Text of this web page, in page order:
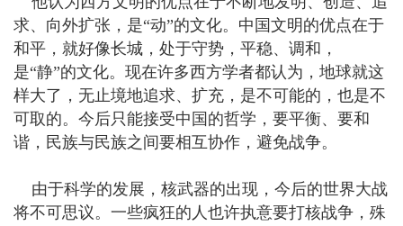
求、向外扩张，是“动”的文化。中国文明的优点在于
和平，就好像长城，处于守势，平稳、调和，
是“静”的文化。现在许多西方学者都认为，地球就这
样大了，无止境地追求、扩充，是不可能的，也是不
可取的。今后只能接受中国的哲学，要平衡、要和
谐，民族与民族之间要相互协作，避免战争。
由于科学的发展，核武器的出现，今后的世界大战
将不可思议。一些疯狂的人也许执意要打核战争，殊